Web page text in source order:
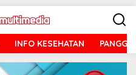
INFO KESEHATAN